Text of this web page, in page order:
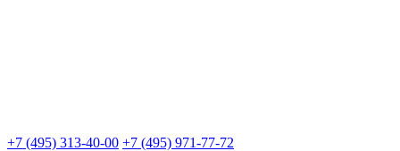
+7 (495) 313-40-00 +7 (495) 971-77-72